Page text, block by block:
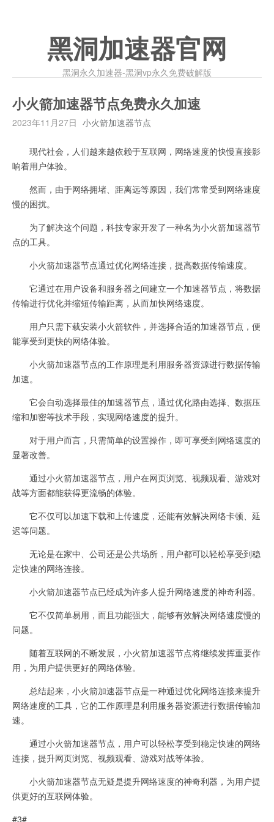
黑洞加速器官网
黑洞永久加速器-黑洞vp永久免费破解版
小火箭加速器节点免费永久加速
2023年11月27日 小火箭加速器节点
现代社会，人们越来越依赖于互联网，网络速度的快慢直接影
响着用户体验。
然而，由于网络拥堵、距离远等原因，我们常常受到网络速度
慢的困扰。
为了解决这个问题，科技专家开发了一种名为小火箭加速器节
点的工具。
小火箭加速器节点通过优化网络连接，提高数据传输速度。
它通过在用户设备和服务器之间建立一个加速器节点，将数据
传输进行优化并缩短传输距离，从而加快网络速度。
用户只需下载安装小火箭软件，并选择合适的加速器节点，便
能享受到更快的网络体验。
小火箭加速器节点的工作原理是利用服务器资源进行数据传输
加速。
它会自动选择最佳的加速器节点，通过优化路由选择、数据压
缩和加密等技术手段，实现网络速度的提升。
对于用户而言，只需简单的设置操作，即可享受到网络速度的
显著改善。
通过小火箭加速器节点，用户在网页浏览、视频观看、游戏对
战等方面都能获得更流畅的体验。
它不仅可以加速下载和上传速度，还能有效解决网络卡顿、延
迟等问题。
无论是在家中、公司还是公共场所，用户都可以轻松享受到稳
定快速的网络连接。
小火箭加速器节点已经成为许多人提升网络速度的神奇利器。
它不仅简单易用，而且功能强大，能够有效解决网络速度慢的
问题。
随着互联网的不断发展，小火箭加速器节点将继续发挥重要作
用，为用户提供更好的网络体验。
总结起来，小火箭加速器节点是一种通过优化网络连接来提升
网络速度的工具，它的工作原理是利用服务器资源进行数据传输加
速。
通过小火箭加速器节点，用户可以轻松享受到稳定快速的网络
连接，提升网页浏览、视频观看、游戏对战等体验。
小火箭加速器节点无疑是提升网络速度的神奇利器，为用户提
供更好的互联网体验。
#3#